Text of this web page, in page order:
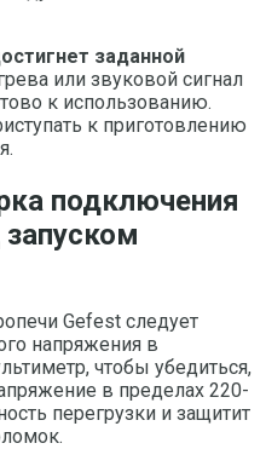
заданной
или звуковой сигнал
к использованию.
к приготовлению
подключения
Gefest следует
напряжения в
чтобы убедиться,
в пределах 220-
перегрузки и защитит